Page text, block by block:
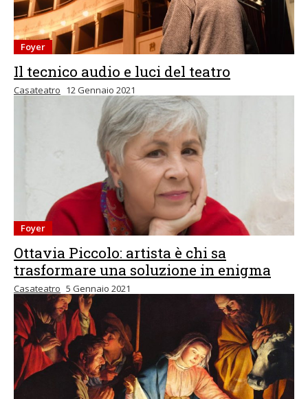
Foyer
Il tecnico audio e luci del teatro
Casateatro 12 Gennaio 2021
Foyer
Ottavia Piccolo: artista è chi sa
trasformare una soluzione in enigma
Casateatro 5 Gennaio 2021